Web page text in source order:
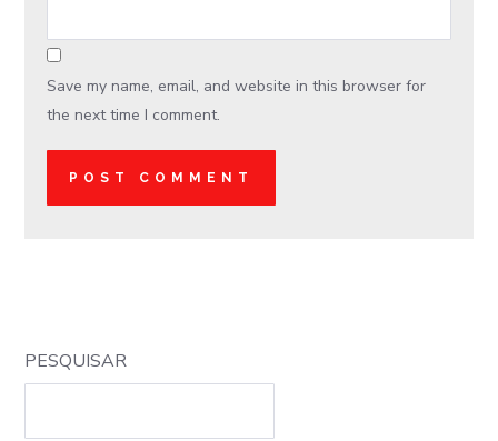
Save my name, email, and website in this browser for
the next time I comment.
PESQUISAR